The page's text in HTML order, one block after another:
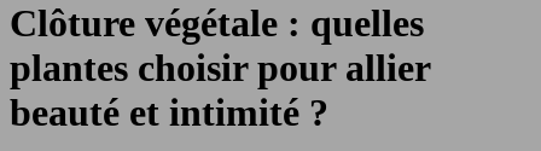
Clôture végétale : quelles
plantes choisir pour allier
beauté et intimité ?